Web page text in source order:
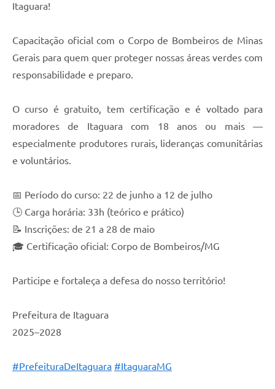
Itaguara!
Capacitação oficial com o Corpo de Bombeiros de Minas
Gerais para quem quer proteger nossas áreas verdes com
responsabilidade e preparo.
O curso é gratuito, tem certificação e é voltado para
moradores de Itaguara com 18 anos ou mais —
especialmente produtores rurais, lideranças comunitárias
e voluntários.
📅 Período do curso: 22 de junho a 12 de julho
🕒 Carga horária: 33h (teórico e prático)
📝 Inscrições: de 21 a 28 de maio
🎓 Certificação oficial: Corpo de Bombeiros/MG
Participe e fortaleça a defesa do nosso território!
Prefeitura de Itaguara
2025–2028
#PrefeituraDeItaguara #ItaguaraMG